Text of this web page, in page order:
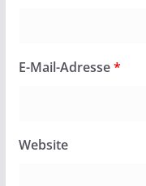
E-Mail-Adresse*
Website